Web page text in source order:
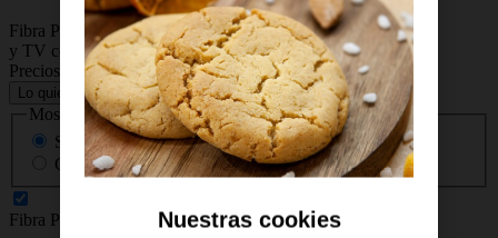
Fibra Pro 1 Gb + llamadas
y TV con más de 90 canales
Precios con impuestos no incluidos
Lo quiero
Mostrar precios
Sin IVA
Con IVA
Fibra Pro 1 Gb
Nuestras cookies